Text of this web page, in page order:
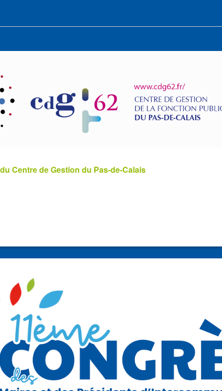
Centre de Gestion du Pas-de-Calais